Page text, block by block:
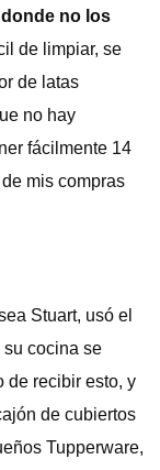
no los
de limpiar, se
de latas
no hay
fácilmente 14
mis compras
Stuart, usó el
cocina se
de recibir esto, y
de cubiertos
Tupperware,